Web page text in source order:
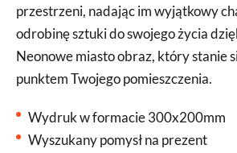
przestrzeni, nadając im wyjątkowy
odrobinę sztuki do swojego życia
Neonowe miasto obraz, który stanie
punktem Twojego pomieszczenia.
Wydruk w formacie 300x200mm
Wyszukany pomysł na prezent